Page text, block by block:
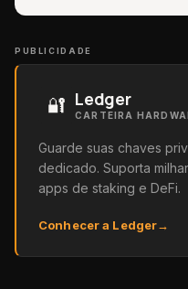
PUBLICIDADE
🔐 Ledger
Guarde suas chaves
dedicado. Suporta
apps de staking e DeFi.
Conhecer a Ledger→